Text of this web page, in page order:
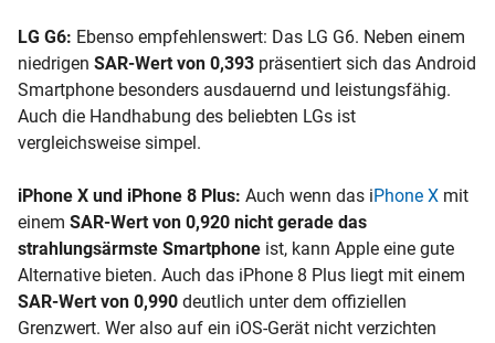
LG G6: Ebenso empfehlenswert: Das LG G6. Neben einem
niedrigen SAR-Wert von 0,393 präsentiert sich das Android
Smartphone besonders ausdauernd und leistungsfähig.
Auch die Handhabung des beliebten LGs ist
vergleichsweise simpel.
iPhone X und iPhone 8 Plus: Auch wenn das iPhone X mit
einem SAR-Wert von 0,920 nicht gerade das
strahlungsärmste Smartphone ist, kann Apple eine gute
Alternative bieten. Auch das iPhone 8 Plus liegt mit einem
SAR-Wert von 0,990 deutlich unter dem offiziellen
Grenzwert. Wer also auf ein iOS-Gerät nicht verzichten